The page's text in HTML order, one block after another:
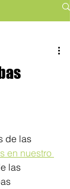
de las
en nuestro
las